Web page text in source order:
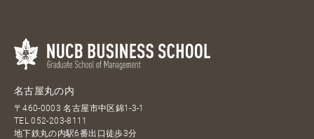
名古屋丸の内
〒460-0003 名古屋市中区錦1-3-1
TEL052-203-8111
地下鉄丸の内駅6番出口徒歩3分